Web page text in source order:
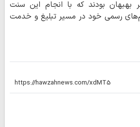
بودند که با انجام این سنت
رسمی خود در مسیر تبلیغ و خدمت